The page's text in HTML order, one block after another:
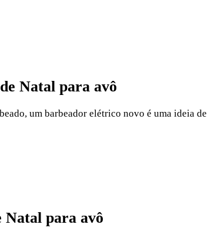
Natal para avô
um barbeador elétrico novo é uma ideia
Natal para avô